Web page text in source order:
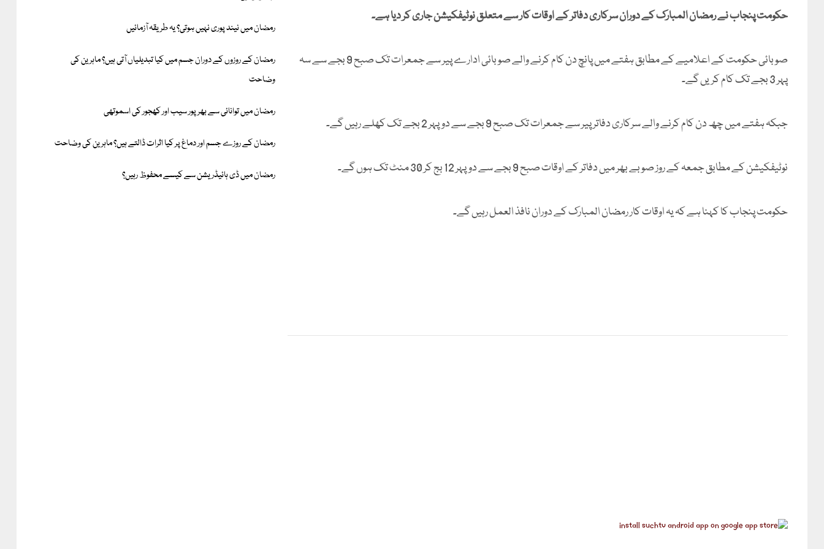
حکومت پنجاب نے رمضان المبارک کے دوران سرکاری دفاتر کے اوقات کار سے متعلق نوٹیفکیشن جاری کر دیا ہے۔
صوبائی حکومت کے اعلامیے کے مطابق ہفتے میں پانچ دن کام کرنے والے صوبائی ادارے پیر سے جمعرات تک صبح 9 بجے سے سہ
پہر 3 بجے تک کام کریں گے۔
جبکہ ہفتے میں چھ دن کام کرنے والے سرکاری دفاتر پیر سے جمعرات تک صبح 9 بجے سے دوپہر 2 بجے تک کھلے رہیں گے۔
نوٹیفکیشن کے مطابق جمعہ کے روز صوبے بھر میں دفاتر کے اوقات صبح 9 بجے سے دوپہر 12 بج کر 30 منٹ تک ہوں گے۔
حکومت پنجاب کا کہنا ہے کہ یہ اوقات کار رمضان المبارک کے دوران نافذ العمل رہیں گے۔
رمضان میں نیند پوری نہیں ہوتی؟ یہ طریقہ آزمائیں
رمضان کے روزوں کے دوران جسم میں کیا تبدیلیاں آتی ہیں؟ ماہرین کی
وضاحت
رمضان میں توانائی سے بھرپور سیب اور کھجور کی اسموتھی
رمضان کے روزے جسم اور دماغ پر کیا اثرات ڈالتے ہیں؟ ماہرین کی وضاحت
رمضان میں ڈی ہائیڈریشن سے کیسے محفوظ رہیں؟